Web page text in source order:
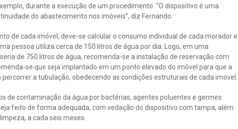
durante a execução de um procedimento. “O dispositivo é uma
do abastecimento nos imóveis”, diz Fernando.
de cada imóvel, deve-se calcular o consumo individual de cada morador e
pessoa utiliza cerca de 150 litros de água por dia. Logo, em uma
de 750 litros de água, recomenda-se a instalação de reservação com
se que seja implantado em um ponto elevado do imóvel para que a
a tubulação, obedecendo as condições estruturais de cada imóvel.
de contaminação da água por bactérias, agentes poluentes e germes
feito de forma adequada, com vedação do dispositivo com tampa, além
a cada seis meses.